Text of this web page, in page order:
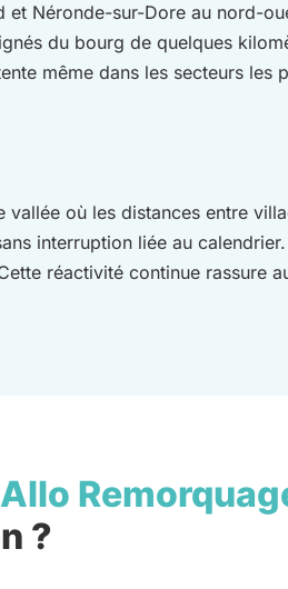
Néronde-sur-Dore au nord-
du bourg de quelques
même dans les secteurs les
vallée où les distances entre
interruption liée au
réactivité continue rassure
Allo
?